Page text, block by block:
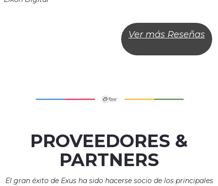
Ver más Reseñas
PROVEEDORES &
PARTNERS
El gran éxito de Exus ha sido hacerse socio de los principales